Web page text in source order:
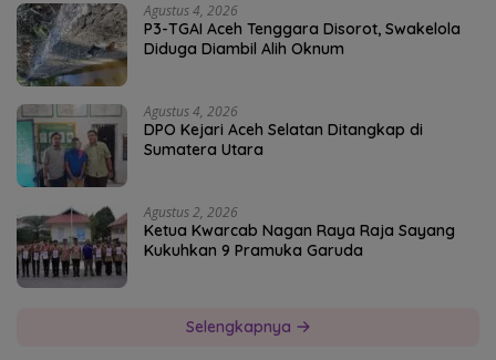
Agustus 4, 2026
P3-TGAI Aceh Tenggara Disorot, Swakelola
Diduga Diambil Alih Oknum
Agustus 4, 2026
DPO Kejari Aceh Selatan Ditangkap di
Sumatera Utara
Agustus 2, 2026
Ketua Kwarcab Nagan Raya Raja Sayang
Kukuhkan 9 Pramuka Garuda
Selengkapnya